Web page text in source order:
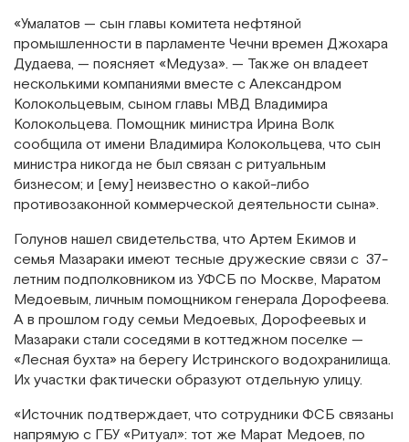
«Умалатов — сын главы комитета нефтяной
промышленности в парламенте Чечни времен Джохара
Дудаева, — поясняет «Медуза». — Также он владеет
несколькими компаниями вместе с Александром
Колокольцевым, сыном главы МВД Владимира
Колокольцева. Помощник министра Ирина Волк
сообщила от имени Владимира Колокольцева, что сын
министра никогда не был связан с ритуальным
бизнесом; и [ему] неизвестно о какой-либо
противозаконной коммерческой деятельности сына».
Голунов нашел свидетельства, что Артем Екимов и
семья Мазараки имеют тесные дружеские связи с 37-
летним подполковником из УФСБ по Москве, Маратом
Медоевым, личным помощником генерала Дорофеева.
А в прошлом году семьи Медоевых, Дорофеевых и
Мазараки стали соседями в коттеджном поселке —
«Лесная бухта» на берегу Истринского водохранилища.
Их участки фактически образуют отдельную улицу.
«Источник подтверждает, что сотрудники ФСБ связаны
напрямую с ГБУ «Ритуал»: тот же Марат Медоев, по